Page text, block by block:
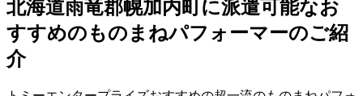
北海道雨竜郡幌加内町に派遣可能なお
すすめのものまねパフォーマーのご紹
介